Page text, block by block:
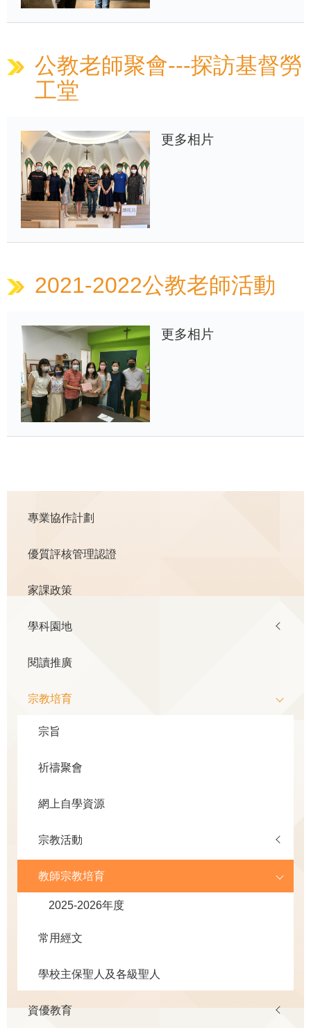
公教老師聚會---探訪基督勞
工堂
更多相片
2021-2022公教老師活動
更多相片
navigation
專業協作計劃
優質評核管理認證
家課政策
學科園地
閱讀推廣
宗教培育
宗旨
祈禱聚會
網上自學資源
宗教活動
教師宗教培育
2025-2026年度
常用經文
學校主保聖人及各級聖人
資優教育